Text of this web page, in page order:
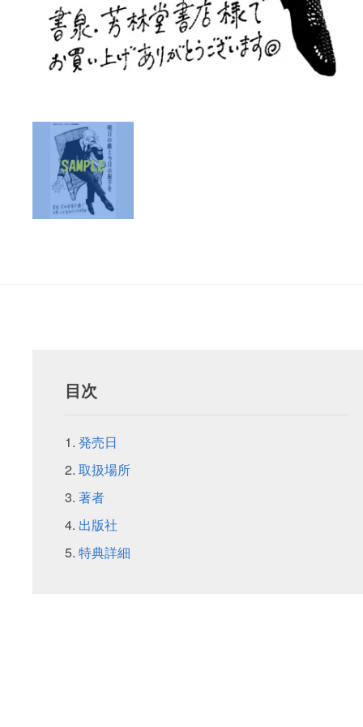
目次
発売日
取扱場所
著者
出版社
特典詳細